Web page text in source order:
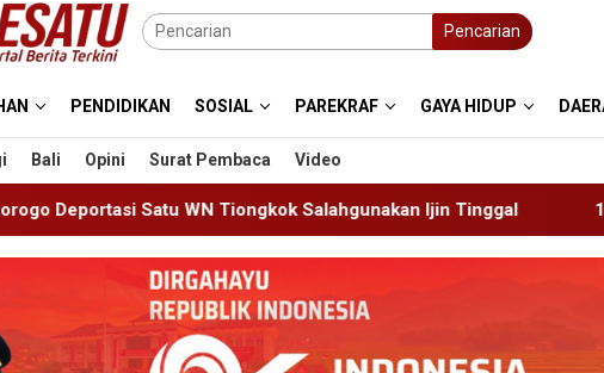
Pencarian
PENDIDIKAN SOSIAL PAREKRAF GAYA HIDUP
Bali Opini Surat Pembaca Video
Salahgunakan Ijin Tinggal 19 Siswa Sakit Bersamaan,